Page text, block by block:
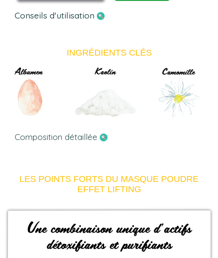
Conseils d'utilisation
INGRÉDIENTS CLÉS
Composition détaillée
LES POINTS FORTS DU MASQUE POUDRE
EFFET LIFTING
Une combinaison unique d’actifs
détoxifiants et purifiants